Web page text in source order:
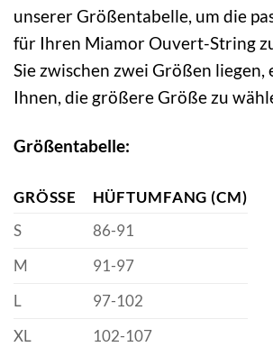
unserer Größentabelle, um die
für Ihren Miamor Ouvert-String
Sie zwischen zwei Größen
Ihnen, die größere Größe zu
Größentabelle:
GRÖSSE
HÜFTUMFANG (CM)
S
86-91
M
91-97
L
97-102
XL
102-107